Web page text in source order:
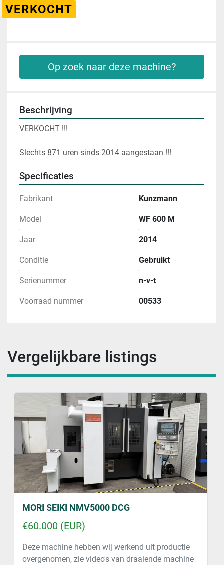
VERKOCHT
Op zoek naar deze machine?
Beschrijving
VERKOCHT !!!
Slechts 871 uren sinds 2014 aangestaan !!!
Specificaties
Fabrikant Kunzmann
Model WF 600 M
Jaar 2014
Conditie Gebruikt
Serienummer n-v-t
Voorraad nummer 00533
Vergelijkbare listings
MORI SEIKI NMV5000 DCG
€60.000 (EUR)
Deze machine hebben wij werkend uit productie
overgenomen, zie video's van draaiende machine